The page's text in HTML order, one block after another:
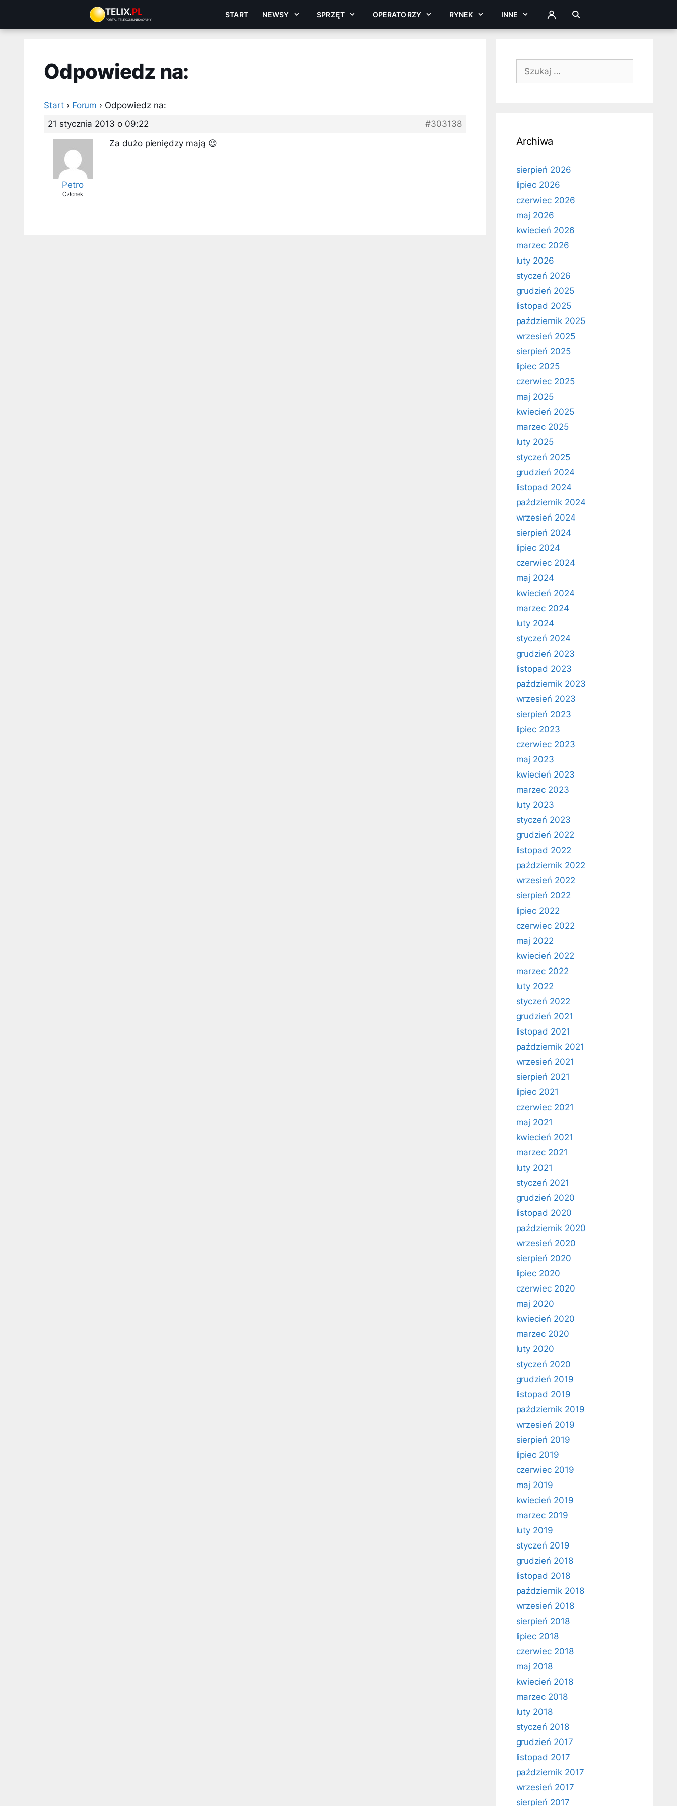
treści
START NEWSY SPRZĘT OPERATORZY RYNEK INNE ZALOGUJ
Odpowiedz na:
Start › Forum › Odpowiedz na:
21 stycznia 2013 o 09:22
#303138
Petro
Członek
Za dużo pieniędzy mają 😉
Szukaj:
Archiwa
sierpień 2026
lipiec 2026
czerwiec 2026
maj 2026
kwiecień 2026
marzec 2026
luty 2026
styczeń 2026
grudzień 2025
listopad 2025
październik 2025
wrzesień 2025
sierpień 2025
lipiec 2025
czerwiec 2025
maj 2025
kwiecień 2025
marzec 2025
luty 2025
styczeń 2025
grudzień 2024
listopad 2024
październik 2024
wrzesień 2024
sierpień 2024
lipiec 2024
czerwiec 2024
maj 2024
kwiecień 2024
marzec 2024
luty 2024
styczeń 2024
grudzień 2023
listopad 2023
październik 2023
wrzesień 2023
sierpień 2023
lipiec 2023
czerwiec 2023
maj 2023
kwiecień 2023
marzec 2023
luty 2023
styczeń 2023
grudzień 2022
listopad 2022
październik 2022
wrzesień 2022
sierpień 2022
lipiec 2022
czerwiec 2022
maj 2022
kwiecień 2022
marzec 2022
luty 2022
styczeń 2022
grudzień 2021
listopad 2021
październik 2021
wrzesień 2021
sierpień 2021
lipiec 2021
czerwiec 2021
maj 2021
kwiecień 2021
marzec 2021
luty 2021
styczeń 2021
grudzień 2020
listopad 2020
październik 2020
wrzesień 2020
sierpień 2020
lipiec 2020
czerwiec 2020
maj 2020
kwiecień 2020
marzec 2020
luty 2020
styczeń 2020
grudzień 2019
listopad 2019
październik 2019
wrzesień 2019
sierpień 2019
lipiec 2019
czerwiec 2019
maj 2019
kwiecień 2019
marzec 2019
luty 2019
styczeń 2019
grudzień 2018
listopad 2018
październik 2018
wrzesień 2018
sierpień 2018
lipiec 2018
czerwiec 2018
maj 2018
kwiecień 2018
marzec 2018
luty 2018
styczeń 2018
grudzień 2017
listopad 2017
październik 2017
wrzesień 2017
sierpień 2017